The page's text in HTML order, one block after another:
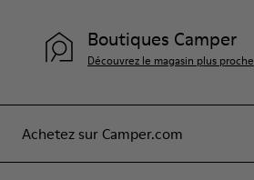
Achetez sur Camper.com
Boutiques Camper
Découvrez le magasin plus proche